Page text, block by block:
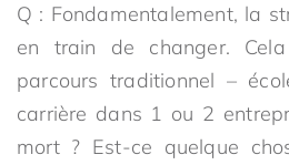
Q : Fondamentalement, la
en train de changer.
parcours traditionnel –
carrière dans 1 ou 2
mort ? Est-ce quelque